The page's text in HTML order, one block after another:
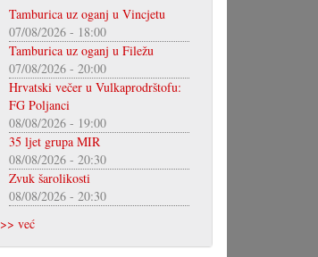
Tamburica uz oganj u Vincjetu
07/08/2026 - 18:00
Tamburica uz oganj u Filežu
07/08/2026 - 20:00
Hrvatski večer u Vulkaprodrštofu:
FG Poljanci
08/08/2026 - 19:00
35 ljet grupa MIR
08/08/2026 - 20:30
Zvuk šarolikosti
08/08/2026 - 20:30
>> već